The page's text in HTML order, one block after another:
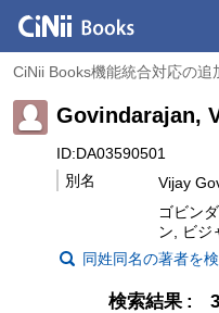
CiNii Books機能統合対応の追
Govindarajan,
ID:DA03590501
別名
Vijay
ゴビン
ン, ビジ
同姓同名の著者を
検索結果